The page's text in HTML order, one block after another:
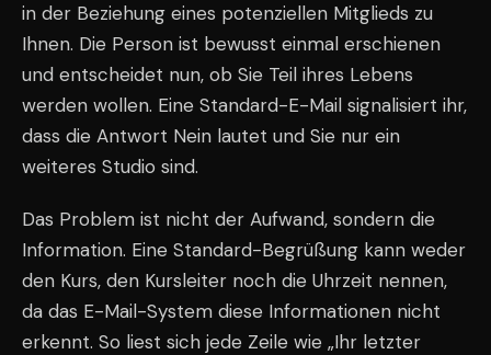
in der Beziehung eines potenziellen Mitglieds zu
Ihnen. Die Person ist bewusst einmal erschienen
und entscheidet nun, ob Sie Teil ihres Lebens
werden wollen. Eine Standard-E-Mail signalisiert ihr,
dass die Antwort Nein lautet und Sie nur ein
weiteres Studio sind.
Das Problem ist nicht der Aufwand, sondern die
Information. Eine Standard-Begrüßung kann weder
den Kurs, den Kursleiter noch die Uhrzeit nennen,
da das E-Mail-System diese Informationen nicht
erkennt. So liest sich jede Zeile wie „Ihr letzter